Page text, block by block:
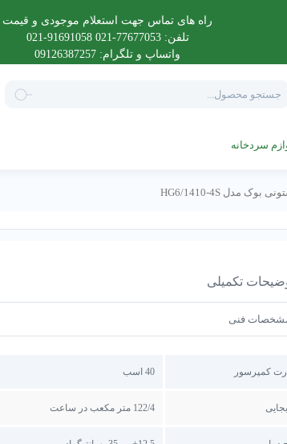
راه های تماس جهت استعلام موجودی و قیمت
تلفن: 77677053-021 91691058-021
واتساپ و تلگرام: 09126387257
search
سردخانه
تکمیلی
فنی
کمپرسور 40 اسب
122/4 متر مکعب در ساعت